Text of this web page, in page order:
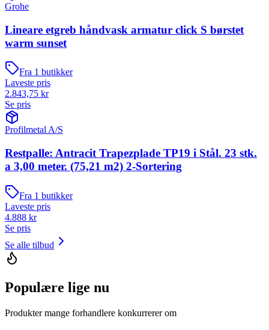
Grohe
Lineare etgreb håndvask armatur click S børstet
warm sunset
Fra 1 butikker
Laveste pris
2.843,75 kr
Se pris
Profilmetal A/S
Restpalle: Antracit Trapezplade TP19 i Stål. 23 stk.
a 3,00 meter. (75,21 m2) 2-Sortering
Fra 1 butikker
Laveste pris
4.888 kr
Se pris
Se alle tilbud
Populære lige nu
Produkter mange forhandlere konkurrerer om